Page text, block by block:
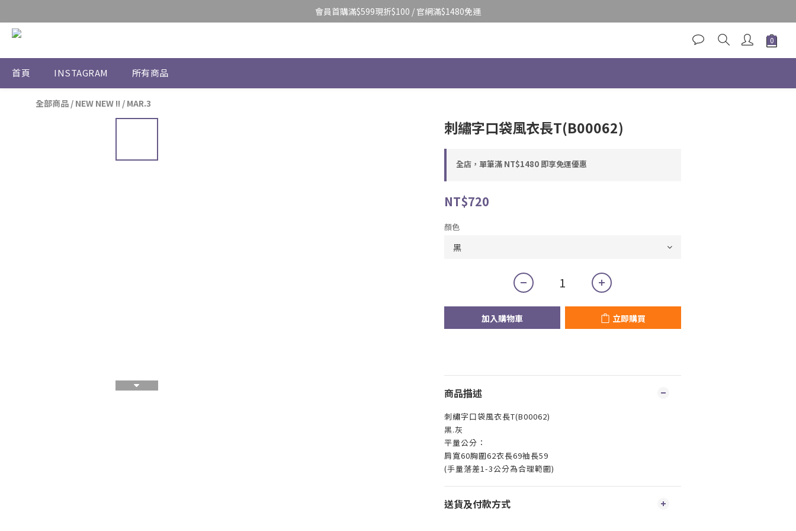
會員首購滿$599現折$100 / 官網滿$1480免運
首頁 INSTAGRAM 所有商品
全部商品 / NEW NEW !! / MAR.3
刺繡字口袋風衣長T(B00062)
全店，單筆滿 NT$1480 即享免運優惠
NT$720
顏色
加入購物車 立即購買
商品描述
刺繡字口袋風衣長T(B00062)
黑.灰
平量公分：
肩寬60胸圍62衣長69袖長59
(手量落差1-3公分為合理範圍)
送貨及付款方式